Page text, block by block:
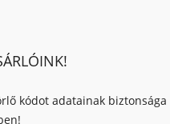
kódot adatainak biztonsága